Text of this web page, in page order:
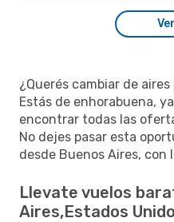
¿Querés cambiar de
Estás de enhorabuena,
encontrar todas las
No dejes pasar esta
desde Buenos Aires, con
Llevate vuelos
Aires,Estados